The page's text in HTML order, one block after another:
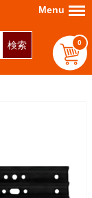
検索 0
Menu Menu